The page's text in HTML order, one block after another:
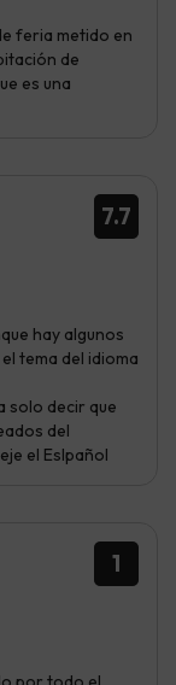
feria metido en
de
es una
7.7
hay algunos
tema del idioma
solo decir que
del
el Eslpañol
1